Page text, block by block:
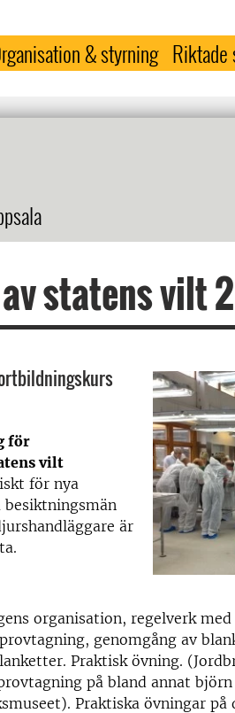
& styrning Riktade
statens vilt
för
vilt
för nya
besiktningsmän
är
organisation, regelverk
genomgång av
Praktisk övning.
på bland annat
Praktiska övningar på